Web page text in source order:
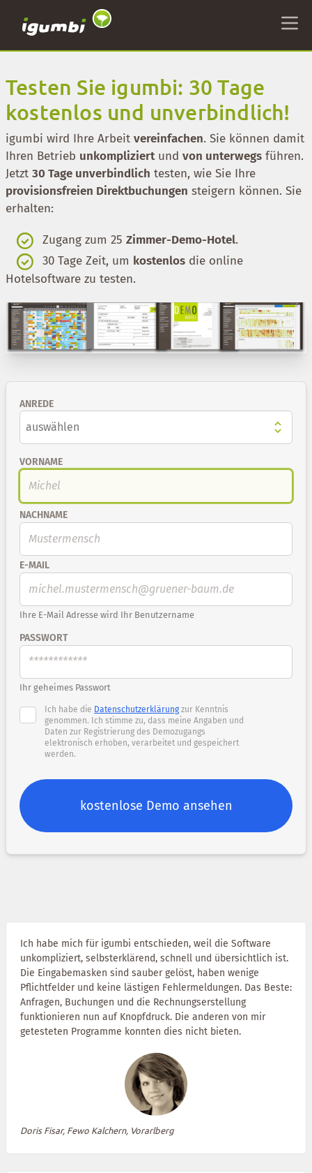
Testen Sie igumbi: 30 Tage
kostenlos und unverbindlich!
igumbi wird Ihre Arbeit vereinfachen. Sie können damit
Ihren Betrieb unkompliziertund von unterwegs führen.
Jetzt 30 Tage unverbindlich testen, wie Sie Ihre
provisionsfreien Direktbuchungen steigern können. Sie
erhalten:
Zugang zum 25 Zimmer-Demo-Hotel.
30 Tage Zeit, um kostenlos die online
Hotelsoftware zu testen.
ANREDE
VORNAME
NACHNAME
E-MAIL
Ihre E-Mail Adresse wird Ihr Benutzername
PASSWORT
Ihr geheimes Passwort
Ich habe die Datenschutzerklärung zur Kenntnis
genommen. Ich stimme zu, dass meine Angaben und
Daten zur Registrierung des Demozugangs
elektronisch erhoben, verarbeitet und gespeichert
werden.
Ich habe mich für igumbi entschieden, weil die Software
unkompliziert, selbsterklärend, schnell und übersichtlich ist.
Die Eingabemasken sind sauber gelöst, haben wenige
Pflichtfelder und keine lästigen Fehlermeldungen. Das Beste:
Anfragen, Buchungen und die Rechnungserstellung
funktionieren nun auf Knopfdruck. Die anderen von mir
getesteten Programme konnten dies nicht bieten.
Doris Fisar, Fewo Kalchern, Vorarlberg